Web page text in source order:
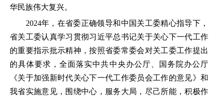
华民族伟大复兴。
2024年，在省委正确领导和中国关工委精心指导下，
省关工委认真学习贯彻习近平总书记关于关心下一代工作
的重要指示批示精神，按照省委常委会对关工委工作提出
的具体要求，全面落实中共中央办公厅、国务院办公厅
《关于加强新时代关心下一代工作委员会工作的意见》和
我省实施意见，围绕中心，服务大局，尽己所能，积极作